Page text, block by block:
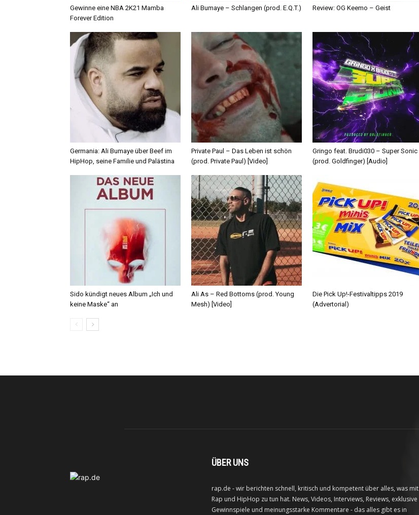
Gewinne eine NBA 2K21 Mamba
Forever Edition
Ali Bumaye – Schlangen (prod. E.Q.T.) Review: OG Keemo – Geist
Germania: Ali Bumaye über Beef im
HipHop, seine Familie und Palästina
Private Paul – Das Leben ist schön
(prod. Private Paul) [Video]
Gringo feat. Brudi030 – Super Sonic
(prod. Goldfinger) [Audio]
Sido kündigt neues Album „Ich und
keine Maske“ an
Ali As – Red Bottoms (prod. Young
Mesh) [Video]
Die Pick Up!-Festivaltipps 2019
(Advertorial)
ÜBER UNS
rap.de - wir berichten schnell, kritisch und kompetent über alles, was mit
Rap und HipHop zu tun hat. News, Videos, Interviews, Reviews, exklusive
Gewinnspiele und meinungsstarke Kommentare - das alles gibt es in